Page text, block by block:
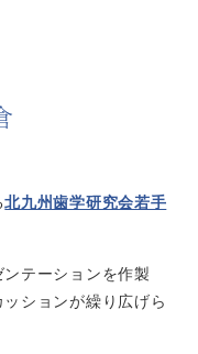
北九州歯学研究会若手
テーションを作製
ションが繰り広げら